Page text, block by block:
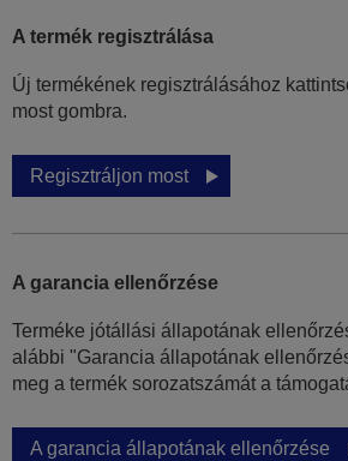
A termék regisztrálása
Új termékének regisztrálásához
most gombra.
Regisztráljon most
A garancia ellenőrzése
Terméke jótállási állapotának
alábbi "Garancia állapotának
meg a termék sorozatszámát a
A garancia állapotának ellenőrzése